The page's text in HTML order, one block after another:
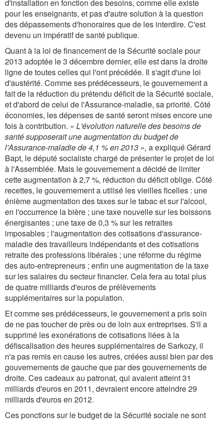
d'installation en fonction des besoins, comme elle existe
pour les enseignants, et pas d'autre solution à la question
des dépassements d'honoraires que de les interdire. C'est
devenu un impératif de santé publique.
Quant à la loi de financement de la Sécurité sociale pour
2013 adoptée le 3 décembre dernier, elle est dans la droite
ligne de toutes celles qui l'ont précédée. Il s'agit d'une loi
d'austérité. Comme ses prédécesseurs, le gouvernement a
fait de la réduction du prétendu déficit de la Sécurité sociale,
et d'abord de celui de l'Assurance-maladie, sa priorité. Côté
économies, les dépenses de santé seront mises encore une
fois à contribution. « L'évolution naturelle des besoins de
santé supposerait une augmentation du budget de
l'Assurance-maladie de 4,1 % en 2013 », a expliqué Gérard
Bapt, le député socialiste chargé de présenter le projet de loi
à l'Assemblée. Mais le gouvernement a décidé de limiter
cette augmentation à 2,7 %, réduction du déficit oblige. Côté
recettes, le gouvernement a utilisé les vieilles ficelles : une
énième augmentation des taxes sur le tabac et sur l'alcool,
en l'occurrence la bière ; une taxe nouvelle sur les boissons
énergisantes ; une taxe de 0,3 % sur les retraites
imposables ; l'augmentation des cotisations d'assurance-
maladie des travailleurs indépendants et des cotisations
retraite des professions libérales ; une réforme du régime
des auto-entrepreneurs ; enfin une augmentation de la taxe
sur les salaires du secteur financier. Cela fera au total plus
de quatre milliards d'euros de prélèvements
supplémentaires sur la population.
Et comme ses prédécesseurs, le gouvernement a pris soin
de ne pas toucher de près ou de loin aux entreprises. S'il a
supprimé les exonérations de cotisations liées à la
défiscalisation des heures supplémentaires de Sarkozy, il
n'a pas remis en cause les autres, créées aussi bien par des
gouvernements de gauche que par des gouvernements de
droite. Ces cadeaux au patronat, qui avaient atteint 31
milliards d'euros en 2011, devraient encore atteindre 29
milliards d'euros en 2012.
Ces ponctions sur le budget de la Sécurité sociale ne sont